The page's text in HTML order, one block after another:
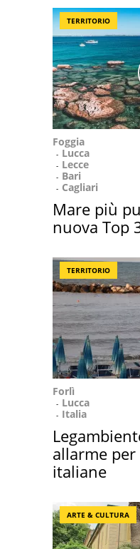
TERRITORIO
Foggia
Lucca
Lecce
Bari
Cagliari
Mare più
nuova Top
TERRITORIO
Forlì
Lucca
Italia
allarme per
italiane
ARTE & CULTURA